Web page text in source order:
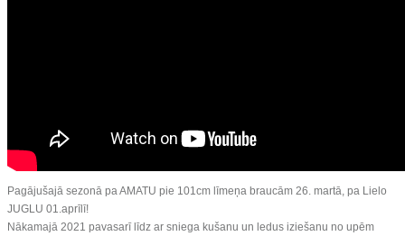
Pagājušajā sezonā pa AMATU pie 101cm līmeņa braucām 26. martā, pa Lielo
JUGLU 01.aprīlī!
Nākamajā 2021 pavasarī līdz ar sniega kušanu un ledus iziešanu no upēm